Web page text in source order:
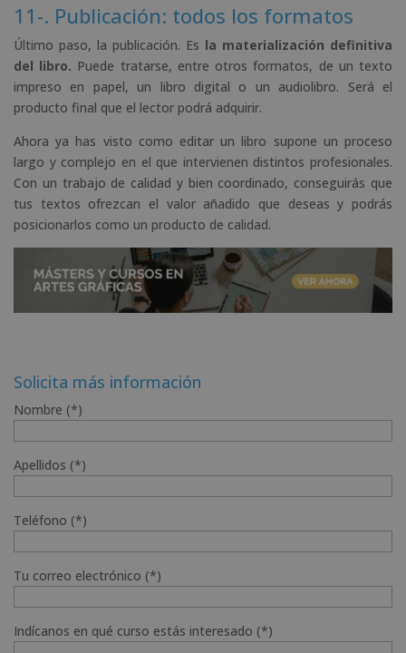
11-. Publicación: todos los formatos
Último paso, la publicación. Es la materialización definitiva
del libro. Puede tratarse, entre otros formatos, de un texto
impreso en papel, un libro digital o un audiolibro. Será el
producto final que el lector podrá adquirir.
Ahora ya has visto como editar un libro supone un proceso
largo y complejo en el que intervienen distintos profesionales.
Con un trabajo de calidad y bien coordinado, conseguirás que
tus textos ofrezcan el valor añadido que deseas y podrás
posicionarlos como un producto de calidad.
Solicita más información
Nombre (*)
Apellidos (*)
Teléfono (*)
Tu correo electrónico (*)
Indícanos en qué curso estás interesado (*)